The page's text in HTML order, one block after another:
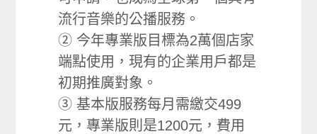
流行音樂的公播服務。
② 今年專業版目標為2萬個店家
端點使用，現有的企業用戶都是
初期推廣對象。
③ 基本版服務每月需繳交499
元，專業版則是1200元，費用